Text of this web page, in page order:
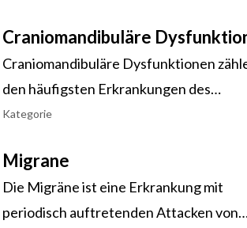
Craniomandibuläre
Craniomandibuläre Dysfunktionen
den häufigsten Erkrankungen des
muskuloskelettalen Systems. Die
Einschränkungen der Lebensqualität,
angefangen bei einem reinem Knacken
Kiefergelenks bis hin zu starken
Kategorie
Migrane
Die Migräne ist eine Erkrankung mit
periodisch auftretenden Attacken von